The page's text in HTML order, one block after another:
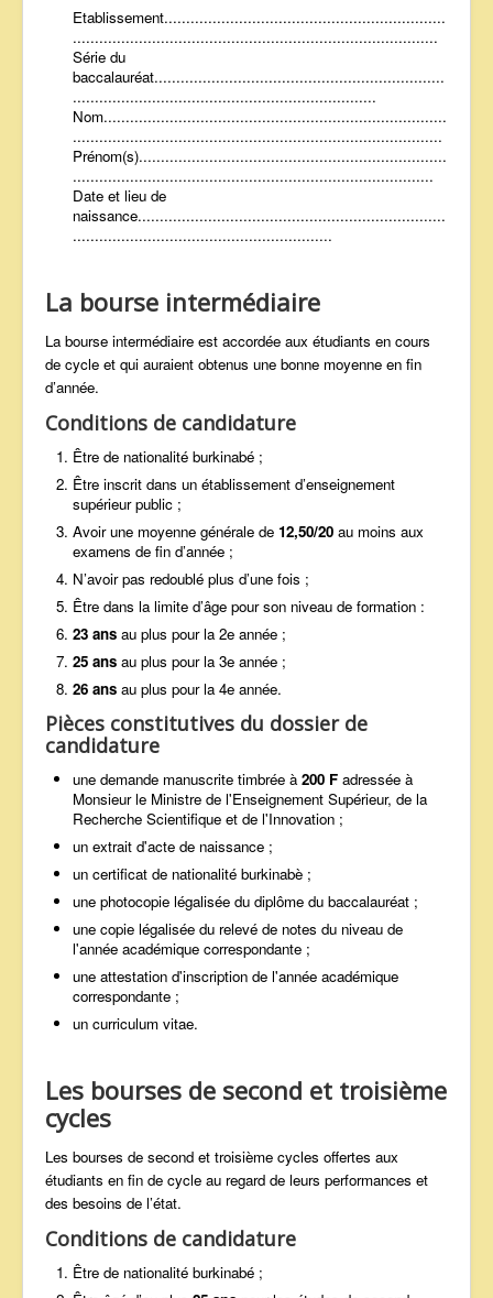
Etablissement................................................................
...................................................................................
Série du
baccalauréat..................................................................
.....................................................................
Nom..............................................................................
....................................................................................
Prénom(s)......................................................................
..................................................................................
Date et lieu de
naissance......................................................................
...........................................................
La bourse intermédiaire
La bourse intermédiaire est accordée aux étudiants en cours
de cycle et qui auraient obtenus une bonne moyenne en fin
d’année.
Conditions de candidature
Être de nationalité burkinabé ;
Être inscrit dans un établissement d’enseignement
supérieur public ;
Avoir une moyenne générale de 12,50/20 au moins aux
examens de fin d’année ;
N’avoir pas redoublé plus d’une fois ;
Être dans la limite d’âge pour son niveau de formation :
23 ans au plus pour la 2e année ;
25 ans au plus pour la 3e année ;
26 ans au plus pour la 4e année.
Pièces constitutives du dossier de
candidature
une demande manuscrite timbrée à200 F adressée à
Monsieur le Ministre de l'Enseignement Supérieur, de la
Recherche Scientifique et de l'Innovation ;
un extrait d'acte de naissance ;
un certificat de nationalité burkinabè ;
une photocopie légalisée du diplôme du baccalauréat ;
une copie légalisée du relevé de notes du niveau de
l'année académique correspondante ;
une attestation d'inscription de l'année académique
correspondante ;
un curriculum vitae.
Les bourses de second et troisième
cycles
Les bourses de second et troisième cycles offertes aux
étudiants en fin de cycle au regard de leurs performances et
des besoins de l’état.
Conditions de candidature
Être de nationalité burkinabé ;